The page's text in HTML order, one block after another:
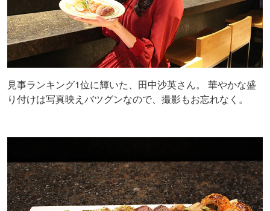
見事ランキング1位に輝いた、田中沙英さん。 華やかな盛
り付けは写真映えバツグンなので、撮影もお忘れなく。